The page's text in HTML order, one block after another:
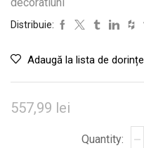
Distribuie:
Adaugă la lista de dorințe
557,99 lei